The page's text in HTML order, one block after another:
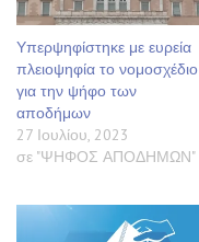
Υπερψηφίστηκε με ευρεία
πλειοψηφία το νομοσχέδιο
για την ψήφο των
αποδήμων
27 Ιουλίου, 2023
σε "ΨΗΦΟΣ ΑΠΟΔΗΜΩΝ"